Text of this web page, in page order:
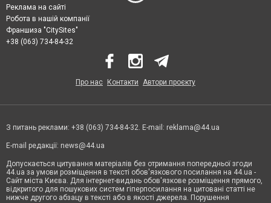
Реклама на сайті
Робота в нашій компанії
Франшиза "CitySites"
+38 (063) 734-84-32
Про нас Контакти Автори проєкту
З питань реклами: +38 (063) 734-84-32. E-mail: reklama@44.ua
E-mail редакції: news@44.ua
Допускається цитування матеріалів без отримання попередньої згоди
44.ua за умови розміщення в тексті обов'язкового посилання на 44.ua -
Сайт міста Києва. Для інтернет-видань обов'язкове розміщення прямого,
відкритого для пошукових систем гіперпосилання на цитовані статті не
нижче другого абзацу в тексті або в якості джерела. Порушення